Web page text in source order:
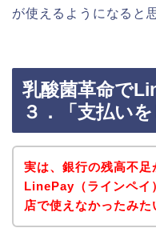
が使えるようになると
乳酸菌革命で
３．「支払い
実は、銀行の残高不足
LinePay（ラインペイ
店で使えなかったみた